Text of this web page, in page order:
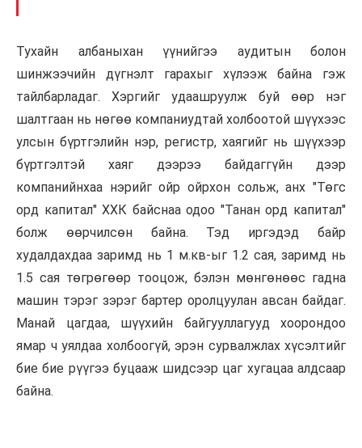
Тухайн албаныхан үүнийгээ аудитын болон
шинжээчийн дүгнэлт гарахыг хүлээж байна гэж
тайлбарладаг. Хэргийг удаашруулж буй өөр нэг
шалтгаан нь нөгөө компаниудтай холбоотой шүүхээс
улсын бүртгэлийн нэр, регистр, хаягийг нь шүүхээр
бүртгэлтэй хаяг дээрээ байдаггүйн дээр
компанийнхаа нэрийг ойр ойрхон сольж, анх "Төгс
орд капитал" ХХК байснаа одоо "Танан орд капитал"
болж өөрчилсөн байна. Тэд иргэдэд байр
худалдахдаа заримд нь 1 м.кв-ыг 1.2 сая, заримд нь
1.5 сая төгрөгөөр тооцож, бэлэн мөнгөнөөс гадна
машин тэрэг зэрэг бартер оролцуулан авсан байдаг.
Манай цагдаа, шүүхийн байгууллагууд хоорондоо
ямар ч уялдаа холбоогүй, эрэн сурвалжлах хүсэлтийг
бие бие рүүгээ буцааж шидсээр цаг хугацаа алдсаар
байна.